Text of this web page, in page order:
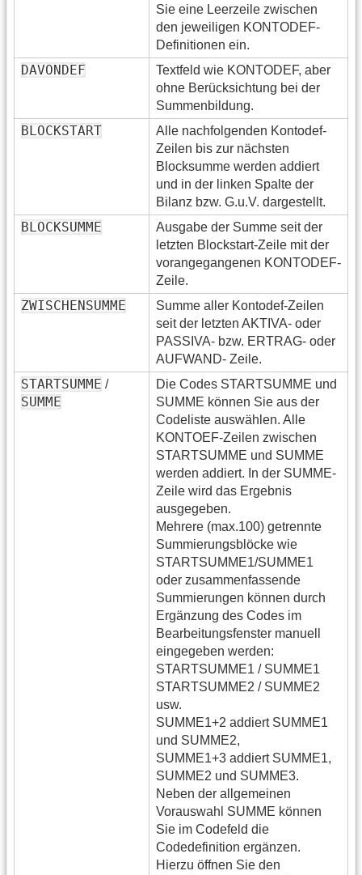
Sie eine Leerzeile zwischen
den jeweiligen KONTODEF-
Definitionen ein.
DAVONDEF
Textfeld wie KONTODEF, aber
ohne Berücksichtung bei der
Summenbildung.
BLOCKSTART
Alle nachfolgenden Kontodef-
Zeilen bis zur nächsten
Blocksumme werden addiert
und in der linken Spalte der
Bilanz bzw. G.u.V. dargestellt.
BLOCKSUMME
Ausgabe der Summe seit der
letzten Blockstart-Zeile mit der
vorangegangenen KONTODEF-
Zeile.
ZWISCHENSUMME
Summe aller Kontodef-Zeilen
seit der letzten AKTIVA- oder
PASSIVA- bzw. ERTRAG- oder
AUFWAND- Zeile.
STARTSUMME /
SUMME
Die Codes STARTSUMME und
SUMME können Sie aus der
Codeliste auswählen. Alle
KONTOEF-Zeilen zwischen
STARTSUMME und SUMME
werden addiert. In der SUMME-
Zeile wird das Ergebnis
ausgegeben.
Mehrere (max.100) getrennte
Summierungsblöcke wie
STARTSUMME1/SUMME1
oder zusammenfassende
Summierungen können durch
Ergänzung des Codes im
Bearbeitungsfenster manuell
eingegeben werden:
STARTSUMME1 / SUMME1
STARTSUMME2 / SUMME2
usw.
SUMME1+2 addiert SUMME1
und SUMME2,
SUMME1+3 addiert SUMME1,
SUMME2 und SUMME3.
Neben der allgemeinen
Vorauswahl SUMME können
Sie im Codefeld die
Codedefinition ergänzen.
Hierzu öffnen Sie den